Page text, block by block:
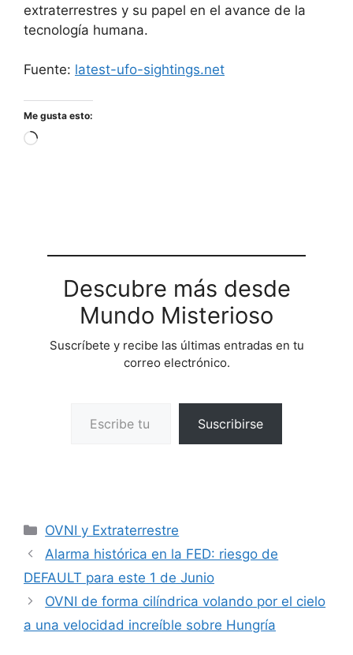
extraterrestres y su papel en el avance de la
tecnología humana.
Fuente: latest-ufo-sightings.net
Me gusta esto:
Cargando...
Descubre más desde
Mundo Misterioso
Suscríbete y recibe las últimas entradas en tu
correo electrónico.
Suscribirse
Categorías
OVNI y Extraterrestre
Alarma histórica en la FED: riesgo de
DEFAULT para este 1 de Junio
OVNI de forma cilíndrica volando por el cielo
a una velocidad increíble sobre Hungría